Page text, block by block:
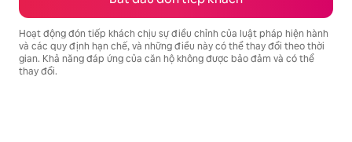
Hoạt động đón tiếp khách chịu sự điều chỉnh của luật pháp hiện hành
và các quy định hạn chế, và những điều này có thể thay đổi theo thời
gian. Khả năng đáp ứng của căn hộ không được bảo đảm và có thể
thay đổi.